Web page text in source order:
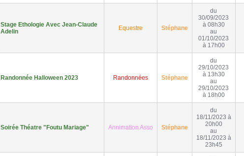
Stage Ethologie Avec Jean-Claude
Adelin
Equestre Stéphane
du
30/09/2023
à 08h30
au
01/10/2023
à 17h00
Randonnée Halloween 2023 Randonnées Stéphane
du
29/10/2023
à 13h30
au
29/10/2023
à 18h00
Soirée Théatre "Foutu Mariage" Annimation Asso Stéphane
du
18/11/2023 à
20h00
au
18/11/2023 à
23h45